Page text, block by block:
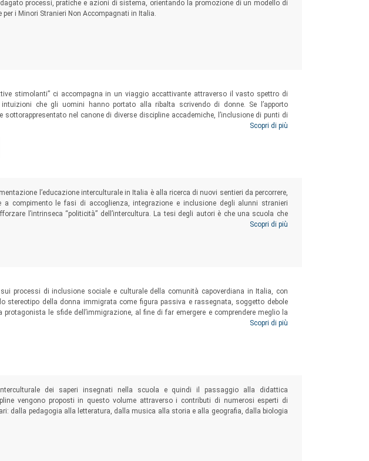
processi, pratiche e azioni di sistema, orientando la promozione di un modello di
per i Minori Stranieri Non Accompagnati in Italia.
stimolanti” ci accompagna in un viaggio accattivante attraverso il vasto spettro di
intuizioni che gli uomini hanno portato alla ribalta scrivendo di donne. Se l’apporto
sottorappresentato nel canone di diverse discipline accademiche, l’inclusione di punti di
prezioso che amplifica le voci delle protagoniste dei saggi e illumina le varie
per ricordare che la letteratura non è legata al genere e che anche gli uomini hanno un
nel sostenere le narrazioni delle donne.
Scopri di più
l’educazione interculturale in Italia è alla ricerca di nuovi sentieri da percorrere,
a compimento le fasi di accoglienza, integrazione e inclusione degli alunni stranieri
l’intrinseca “politicità” dell’intercultura. La tesi degli autori è che una scuola che
(non ideologica), interculturale e impegnata a promuovere i diritti umani, non possa
alla riforma della cittadinanza perché ha inoppugnabili ragioni per farlo. La più
cittadinanza e Costituzione e si traduce in convivenza civile.
Scopri di più
sui processi di inclusione sociale e culturale della comunità capoverdiana in Italia, con
stereotipo della donna immigrata come figura passiva e rassegnata, soggetto debole
protagonista le sfide dell’immigrazione, al fine di far emergere e comprendere meglio la
Scopri di più
dei saperi insegnati nella scuola e quindi il passaggio alla didattica
vengono proposti in questo volume attraverso i contributi di numerosi esperti di
dalla pedagogia alla letteratura, dalla musica alla storia e alla geografia, dalla biologia